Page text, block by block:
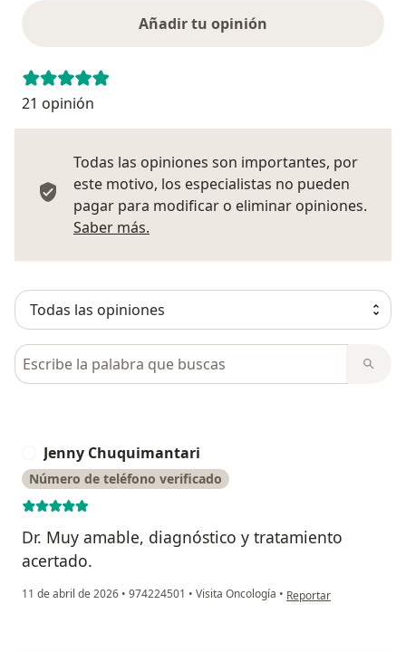
Añadir tu opinión
21 opinión
Todas las opiniones son importantes, por
este motivo, los especialistas no pueden
pagar para modificar o eliminar opiniones.
Saber más.
Busca en opiniones
Jenny Chuquimantari
Número de teléfono verificado
Dr. Muy amable, diagnóstico y tratamiento
acertado.
11 de abril de 2026 • 974224501 • Visita Oncología • en opinión del usuario
Reportar